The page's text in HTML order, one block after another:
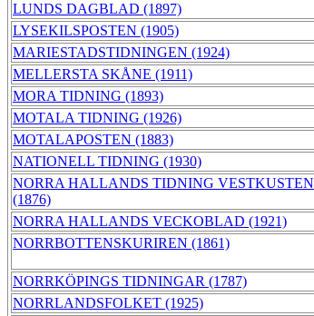
LUNDS DAGBLAD (1897)
LYSEKILSPOSTEN (1905)
MARIESTADSTIDNINGEN (1924)
MELLERSTA SKÅNE (1911)
MORA TIDNING (1893)
MOTALA TIDNING (1926)
MOTALAPOSTEN (1883)
NATIONELL TIDNING (1930)
NORRA HALLANDS TIDNING VESTKUSTEN
(1876)
NORRA HALLANDS VECKOBLAD (1921)
NORRBOTTENSKURIREN (1861)
NORRKÖPINGS TIDNINGAR (1787)
NORRLANDSFOLKET (1925)